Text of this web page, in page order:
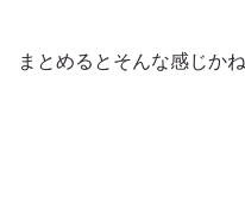
まとめるとそんな感じか